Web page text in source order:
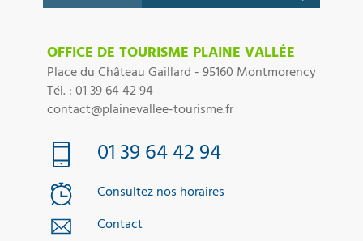
OFFICE DE TOURISME PLAINE VALLÉE
Place du Château Gaillard - 95160 Montmorency
Tél. : 01 39 64 42 94
contact@plainevallee-tourisme.fr
01 39 64 42 94
Consultez nos horaires
Contact